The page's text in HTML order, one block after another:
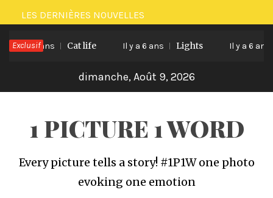
Passer
au
contenu
LES DERNIÈRES NOUVELLES
Exclusif
a 6 ans Cat life Il y a 6 ans Lights Il y a 6 ans
dimanche, Août 9, 2026
1 PICTURE 1 WORD
Every picture tells a story! #1P1W one photo
evoking one emotion